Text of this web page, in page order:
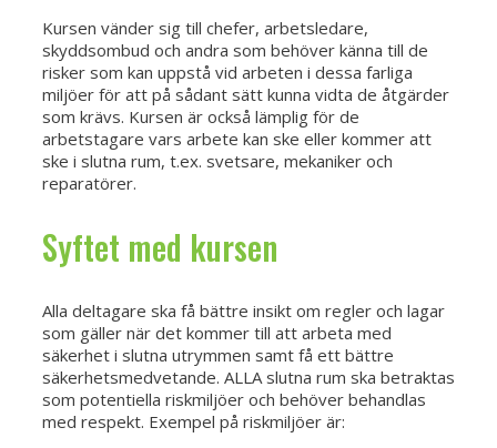
Kursen vänder sig till chefer, arbetsledare,
skyddsombud och andra som behöver känna till de
risker som kan uppstå vid arbeten i dessa farliga
miljöer för att på sådant sätt kunna vidta de åtgärder
som krävs. Kursen är också lämplig för de
arbetstagare vars arbete kan ske eller kommer att
ske i slutna rum, t.ex. svetsare, mekaniker och
reparatörer.
Syftet med kursen
Alla deltagare ska få bättre insikt om regler och lagar
som gäller när det kommer till att arbeta med
säkerhet i slutna utrymmen samt få ett bättre
säkerhetsmedvetande. ALLA slutna rum ska betraktas
som potentiella riskmiljöer och behöver behandlas
med respekt. Exempel på riskmiljöer är: